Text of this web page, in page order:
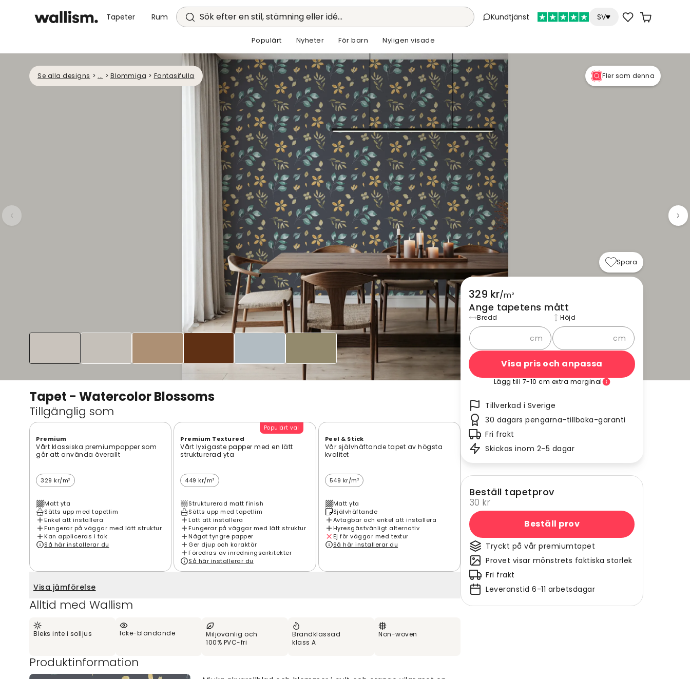
Tapeter Rum Sök efter en stil, stämning eller idé... Kundtjänst SV
Populärt Nyheter För barn Nyligen visade
Se alla designs > ... > Blommiga > Fantasifulla Fler som denna
Tapet - Watercolor Blossoms
Tillgänglig som
Premium
Vårt klassiska premiumpapper som
går att använda överallt
329 kr/m²
Matt yta
Sätts upp med tapetlim
Enkel att installera
Fungerar på väggar med lätt struktur
Kan appliceras i tak
Så här installerar du
Populärt val
Premium Textured
Vårt lyxigaste papper med en lätt
strukturerad yta
449 kr/m²
Strukturerad matt finish
Sätts upp med tapetlim
Lätt att installera
Fungerar på väggar med lätt struktur
Något tyngre papper
Ger djup och karaktär
Föredras av inredningsarkitekter
Så här installerar du
Peel & Stick
Vår självhäftande tapet av högsta
kvalitet
549 kr/m²
Matt yta
Självhäftande
Avtagbar och enkel att installera
Hyresgästvänligt alternativ
Ej för väggar med textur
Så här installerar du
Visa jämförelse
Alltid med Wallism
Bleks inte i solljus Icke-bländande
Miljövänlig och
100% PVC-fri
Brandklassad
klass A
Non-woven
Produktinformation
Spara
329 kr/m²
Ange tapetens mått
Bredd
cm
Höjd
cm
Visa pris och anpassa
Lägg till 7-10 cm extra marginal
Tillverkad i Sverige
30 dagars pengarna-tillbaka-garanti
Fri frakt
Skickas inom 2-5 dagar
Beställ tapetprov
30 kr
Beställ prov
Tryckt på vår premiumtapet
Provet visar mönstrets faktiska storlek
Fri frakt
Leveranstid 6-11 arbetsdagar